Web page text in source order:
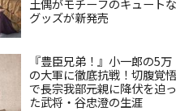
土偶がモチーフのキュートな
グッズが新発売
『豊臣兄弟！』小一郎の5万
の大軍に徹底抗戦！切腹覚悟
で長宗我部元親に降伏を迫っ
た武将・谷忠澄の生涯